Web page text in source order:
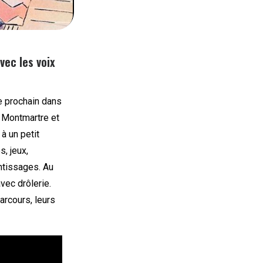
les voix
dans
et
un petit
jeux,
Au
drôlerie.
leurs